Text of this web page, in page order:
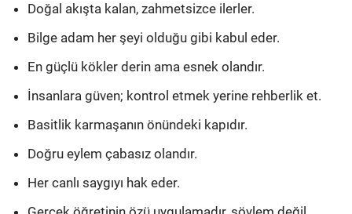
Doğal akışta kalan, zahmetsizce ilerler.
Bilge adam her şeyi olduğu gibi kabul eder.
En güçlü kökler derin ama esnek olandır.
İnsanlara güven; kontrol etmek yerine rehberlik et.
Basitlik karmaşanın önündeki kapıdır.
Doğru eylem çabasız olandır.
Her canlı saygıyı hak eder.